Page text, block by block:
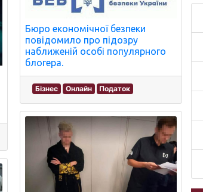
Бюро економічної безпеки
повідомило про підозру
наближеній особі популярного
блогера.
Бізнес Онлайн Податок